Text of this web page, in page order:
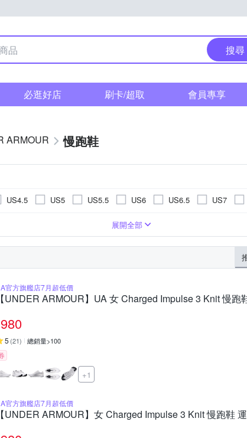
搜尋
必逛好店 刷卡/超取 會員專享
ARMOUR 慢跑鞋
US4.5 US5 US5.5 US6 US6.5 US7
US12.5
EU39
EU40 EU41 EU42 EU43 EU44
棒壘球鞋 籃球鞋
展開全部
官方旗艦店7月超低價
UNDER ARMOUR】UA 女 Charged Impulse 3 Knit 慢跑
980
5 (21) 總銷量>100
+1
官方旗艦店7月超低價
UNDER ARMOUR】女 Charged Impulse 3 Knit 慢跑鞋